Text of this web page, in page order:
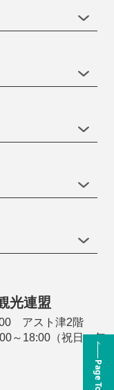
Page Top
光連盟
アスト津2階
～18:00（祝日・年